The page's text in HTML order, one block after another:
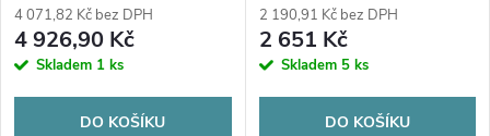
LTE v pouzdře pro povrchovou
montáž s napájecím zdrojem -
ECO a anténou GSM/LTE
4 071,82 Kč bez DPH
4 926,90 Kč
Skladem 1 ks
DO KOŠÍKU
2 190,91 Kč bez DPH
2 651 Kč
Skladem 5 ks
DO KOŠÍKU